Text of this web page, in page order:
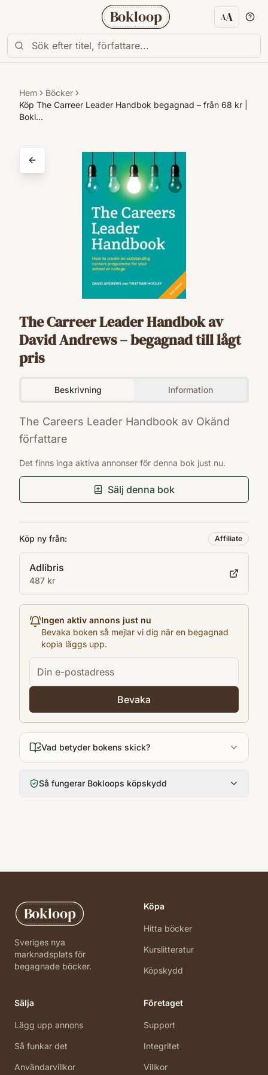
Bokloop AA
Hem
Böcker
Köp The Carreer Leader Handbok begagnad – från 68 kr |
Bokl…
The Carreer Leader Handbok av
David Andrews – begagnad till lågt
pris
Beskrivning Information
The Careers Leader Handbook av Okänd
författare
9781912943746
Det finns inga aktiva annonser för denna bok just nu.
Sälj denna bok
Köp ny från: Affiliate
Adlibris
487 kr
Ingen aktiv annons just nu
Bevaka boken så mejlar vi dig när en begagnad
kopia läggs upp.
Bevaka
Vad betyder bokens skick?
Så fungerar Bokloops köpskydd
Bokloop
Sveriges nya
marknadsplats för
begagnade böcker.
Köpa
Hitta böcker
Kurslitteratur
Köpskydd
Sälja
Lägg upp annons
Så funkar det
Användarvillkor
Företaget
Support
Integritet
Villkor